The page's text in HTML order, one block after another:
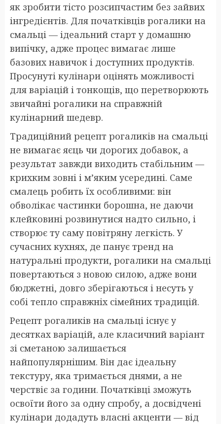
як зробити тісто розсипчастим без зайвих
інгредієнтів. Для початківців рогалики на
смальці — ідеальний старт у домашню
випічку, адже процес вимагає лише
базових навичок і доступних продуктів.
Просунуті кулінари оцінять можливості
для варіацій і тонкощів, що перетворюють
звичайні рогалики на справжній
кулінарний шедевр.
Традиційний рецепт рогаликів на смальці
не вимагає яєць чи дорогих добавок, а
результат завжди виходить стабільним —
крихким зовні і м’яким усередині. Саме
смалець робить їх особливими: він
обволікає частинки борошна, не даючи
клейковині розвинутися надто сильно, і
створює ту саму повітряну легкість. У
сучасних кухнях, де панує тренд на
натуральні продукти, рогалики на смальці
повертаються з новою силою, адже вони
бюджетні, довго зберігаються і несуть у
собі тепло справжніх сімейних традицій.
Рецепт рогаликів на смальці існує у
десятках варіацій, але класичний варіант
зі сметаною залишається
найпопулярнішим. Він дає ідеальну
текстуру, яка тримається днями, а не
черствіє за години. Початківці зможуть
освоїти його за одну спробу, а досвідчені
кулінари додадуть власні акценти — від